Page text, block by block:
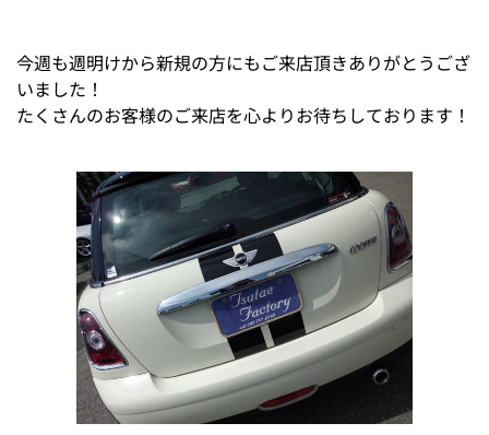
今週も週明けから新規の方にもご来店頂きありがとうござ
いました！
たくさんのお客様のご来店を心よりお待ちしております！